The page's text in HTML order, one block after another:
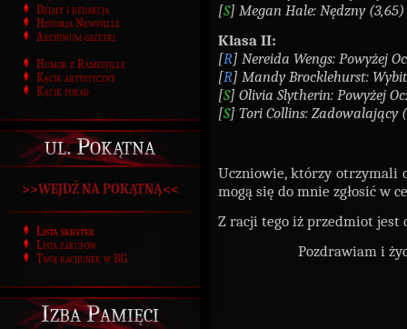
Działy i redakcja
Historia Newsville
Archiwum gazetki
Humor z Ramesville
Kącik artystyczny
Kącik porad
ul. Pokątna
>>WEJDŹ NA POKĄTNĄ<<
Lista skrytek
Lista zakupów
Twój rachunek w BG
Izba Pamięci
[S] Megan Hale: Nędzny (3,65)
Klasa II:
[R] Nereida Wengs: Powyżej
[R] Mandy Brocklehurst:
[S] Olivia Slytherin: Powyżej
[S] Tori Collins: Zadowalający
Uczniowie, którzy otrzymali
mogą się do mnie zgłosić w
Z racji tego iż przedmiot jest
Pozdrawiam i